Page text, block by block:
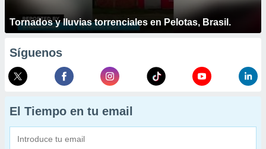
Tornados y lluvias torrenciales en Pelotas, Brasil.
Síguenos
El Tiempo en tu email